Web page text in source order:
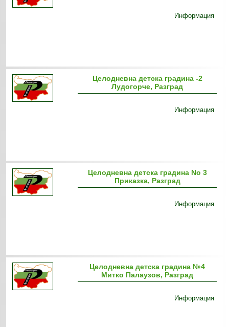
Информация
Целодневна детска градина -2
Лудогорче, Разград
Информация
Целодневна детска градина No 3
Приказка, Разград
Информация
Целодневна детска градина №4
Митко Палаузов, Разград
Информация